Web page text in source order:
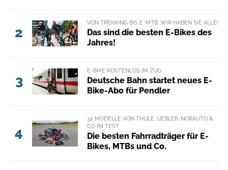
2
VON TREKKING BIS E-MTB: WIR HABEN SIE ALLE!
Das sind die besten E-Bikes des
Jahres!
3
E-BIKE KOSTENLOS IM ZUG
Deutsche Bahn startet neues E-
Bike-Abo für Pendler
4
32 MODELLE VON THULE, UEBLER, NORAUTO &
CO IM TEST
Die besten Fahrradträger für E-
Bikes, MTBs und Co.